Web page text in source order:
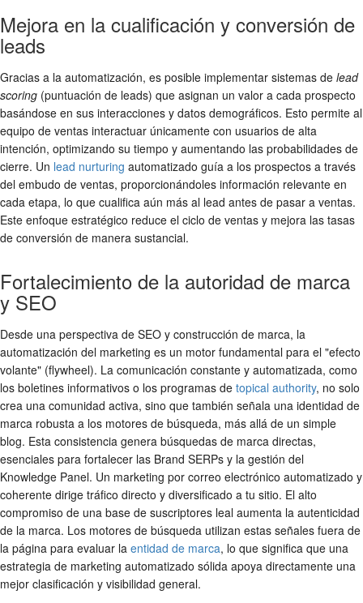
Mejora en la cualificación y conversión de
leads
Gracias a la automatización, es posible implementar sistemas de lead
scoring (puntuación de leads) que asignan un valor a cada prospecto
basándose en sus interacciones y datos demográficos. Esto permite al
equipo de ventas interactuar únicamente con usuarios de alta
intención, optimizando su tiempo y aumentando las probabilidades de
cierre. Un lead nurturing automatizado guía a los prospectos a través
del embudo de ventas, proporcionándoles información relevante en
cada etapa, lo que cualifica aún más al lead antes de pasar a ventas.
Este enfoque estratégico reduce el ciclo de ventas y mejora las tasas
de conversión de manera sustancial.
Fortalecimiento de la autoridad de marca
y SEO
Desde una perspectiva de SEO y construcción de marca, la
automatización del marketing es un motor fundamental para el "efecto
volante" (flywheel). La comunicación constante y automatizada, como
los boletines informativos o los programas de topical authority, no solo
crea una comunidad activa, sino que también señala una identidad de
marca robusta a los motores de búsqueda, más allá de un simple
blog. Esta consistencia genera búsquedas de marca directas,
esenciales para fortalecer las Brand SERPs y la gestión del
Knowledge Panel. Un marketing por correo electrónico automatizado y
coherente dirige tráfico directo y diversificado a tu sitio. El alto
compromiso de una base de suscriptores leal aumenta la autenticidad
de la marca. Los motores de búsqueda utilizan estas señales fuera de
la página para evaluar la entidad de marca, lo que significa que una
estrategia de marketing automatizado sólida apoya directamente una
mejor clasificación y visibilidad general.